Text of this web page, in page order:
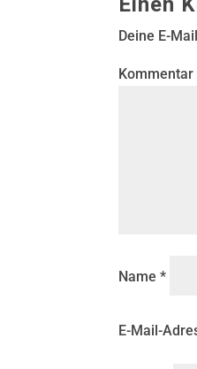
Deine E-
Kommentar
Name*
E-Mail-